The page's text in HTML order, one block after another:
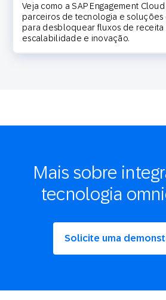
Veja como a SAP Engagement
parceiros de tecnologia e soluções
para desbloquear fluxos de receita
escalabilidade e inovação.
Mais sobre
tecnologia
Solicite uma